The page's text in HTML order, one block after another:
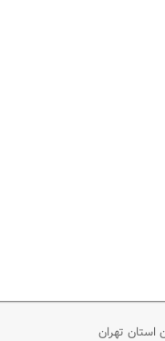
استان تهران